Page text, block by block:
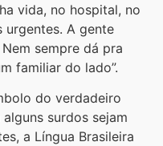
vida, no hospital, no
urgentes. A gente
sempre dá pra
familiar do lado”.
do verdadeiro
surdos sejam
a Língua Brasileira